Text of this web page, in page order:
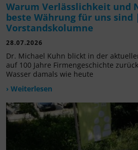
Warum Verlässlichkeit und
beste Währung für uns sind
Vorstandskolumne
28.07.2026
Dr. Michael Kuhn blickt in der
auf 100 Jahre Firmengeschichte
Wasser damals wie heute
› Weiterlesen